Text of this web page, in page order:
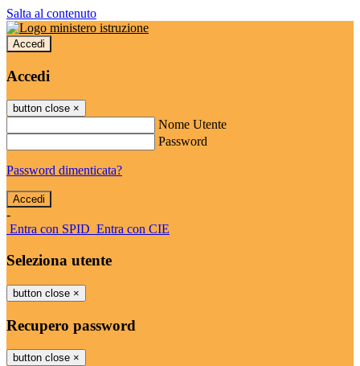
Salta al contenuto
Accedi
Accedi
button close ×
Nome Utente
Password
Password dimenticata?
-
Entra con SPID Entra con CIE
Seleziona utente
button close ×
Recupero password
button close ×